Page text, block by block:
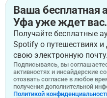
Ваша бесплатная
Уфа уже ждет вас.
Получайте бесплатные
Spotify о путешествиях и
свою электронную почту.
Подписываясь, вы
активностях и инсайдерские
отозвать согласие в любое
получения дополнительной
Политикой